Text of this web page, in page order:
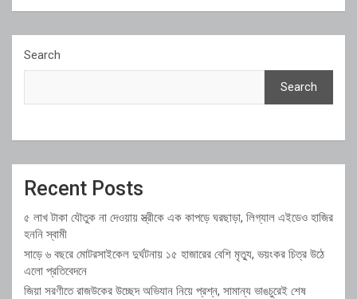
Search
Search
Recent Posts
৫ লাখ টাকা যৌতুক না দেওয়ায় স্ত্রীকে এক কাপড়ে ঘরছাড়া, লিগ্যাল এইডেও হাজির
হননি স্বামী
সাড়ে ৬ বছরে মোটরসাইকেল দুর্ঘটনায় ১৫ হাজারের বেশি মৃত্যু, ভয়ংকর চিত্র উঠে
এলো প্রতিবেদনে
জিয়া সরণীতে রাজউকের উচ্ছেদ অভিযান নিয়ে প্রশ্ন, সামান্য ভাঙচুরেই শেষ